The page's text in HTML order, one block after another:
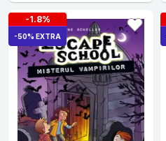
-1.8%
-50% EXTRA